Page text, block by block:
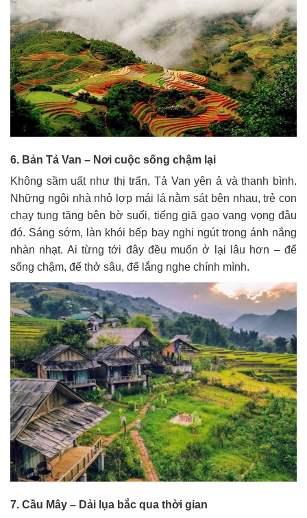
6. Bản Tả Van – Nơi cuộc sống chậm lại
Không sầm uất như thị trấn, Tả Van yên ả và thanh bình.
Những ngôi nhà nhỏ lợp mái lá nằm sát bên nhau, trẻ con
chạy tung tăng bên bờ suối, tiếng giã gạo vang vọng đâu
đó. Sáng sớm, làn khói bếp bay nghi ngút trong ánh nắng
nhàn nhạt. Ai từng tới đây đều muốn ở lại lâu hơn – để
sống chậm, để thở sâu, để lắng nghe chính mình.
7. Cầu Mây – Dải lụa bắc qua thời gian